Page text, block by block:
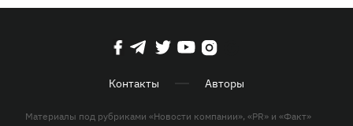
Контакты Авторы
Материалы под рубриками «Новости компании», «PR» и «Факт»